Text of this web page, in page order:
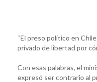
“El preso político en
privado de libertad por
Con esas palabras, el
expresó ser contrario al